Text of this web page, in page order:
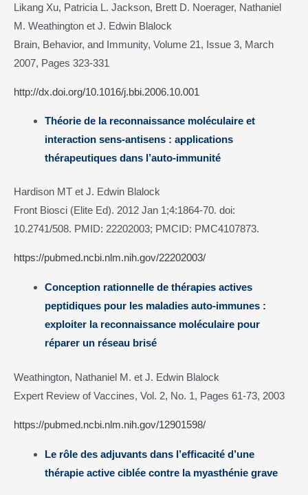
Likang Xu, Patricia L. Jackson, Brett D. Noerager, Nathaniel
M. Weathington et J. Edwin Blalock
Brain, Behavior, and Immunity, Volume 21, Issue 3, March
2007, Pages 323-331
http://dx.doi.org/10.1016/j.bbi.2006.10.001
Théorie de la reconnaissance moléculaire et
interaction sens-antisens : applications
thérapeutiques dans l’auto-immunité
Hardison MT et J. Edwin Blalock
Front Biosci (Elite Ed). 2012 Jan 1;4:1864-70. doi:
10.2741/508. PMID: 22202003; PMCID: PMC4107873.
https://pubmed.ncbi.nlm.nih.gov/22202003/
Conception rationnelle de thérapies actives
peptidiques pour les maladies auto-immunes :
exploiter la reconnaissance moléculaire pour
réparer un réseau brisé
Weathington, Nathaniel M. et J. Edwin Blalock
Expert Review of Vaccines, Vol. 2, No. 1, Pages 61-73, 2003
https://pubmed.ncbi.nlm.nih.gov/12901598/
Le rôle des adjuvants dans l’efficacité d’une
thérapie active ciblée contre la myasthénie grave